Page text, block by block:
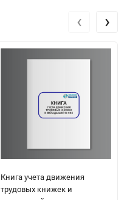
Книга учета движения
трудовых книжек и
‹ ›